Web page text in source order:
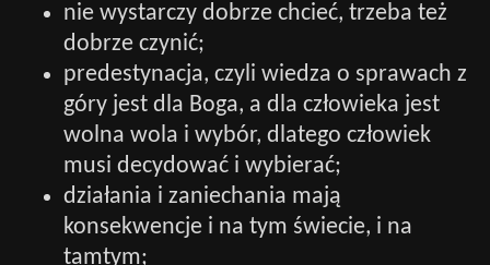
nie wystarczy dobrze chcieć, trzeba też
dobrze czynić;
predestynacja, czyli wiedza o sprawach z
góry jest dla Boga, a dla człowieka jest
wolna wola i wybór, dlatego człowiek
musi decydować i wybierać;
działania i zaniechania mają
konsekwencje i na tym świecie, i na
tamtym;